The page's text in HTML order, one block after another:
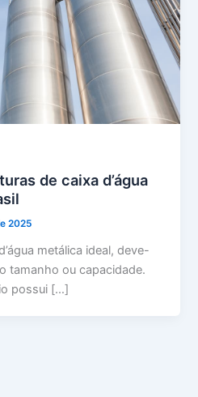
de caixa d’água
2025
metálica ideal, deve-
tamanho ou capacidade.
possui […]